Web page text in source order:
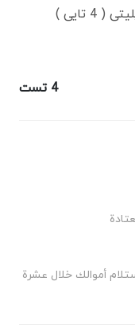
4 تست
أموالك خلال عشرة